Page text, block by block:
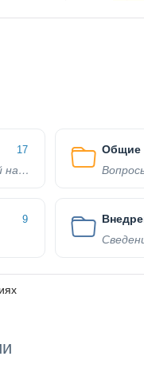
17
Описание и применение различных функций нашего проекта
Общие
9